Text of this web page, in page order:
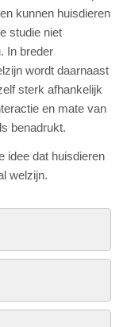
kunnen huisdieren
studie niet
In breder
wordt daarnaast
sterk afhankelijk
en mate van
benadrukt.
idee dat huisdieren
welzijn.